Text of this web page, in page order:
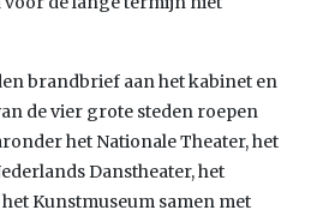
brandbrief aan het kabinet en
de vier grote steden roepen
het Nationale Theater, het
Danstheater, het
Kunstmuseum samen met